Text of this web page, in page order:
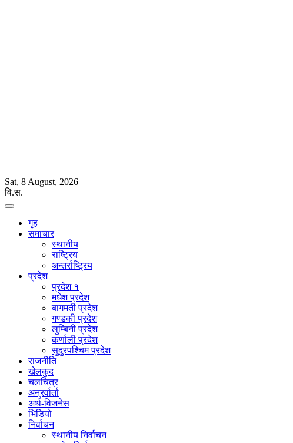
Sat, 8 August, 2026
वि.स.
गृह
समाचार
स्थानीय
राष्ट्रिय
अन्तर्राष्ट्रिय
प्रदेश
प्रदेश १
मधेश प्रदेश
बागमती प्रदेश
गण्डकी प्रदेश
लुम्बिनी प्रदेश
कर्णाली प्रदेश
सुदुरपश्चिम प्रदेश
राजनीति
खेलकुद
चलचित्र
अन्रर्वार्ता
अर्थ-विजनेस
भिडियो
निर्वाचन
स्थानीय निर्वाचन